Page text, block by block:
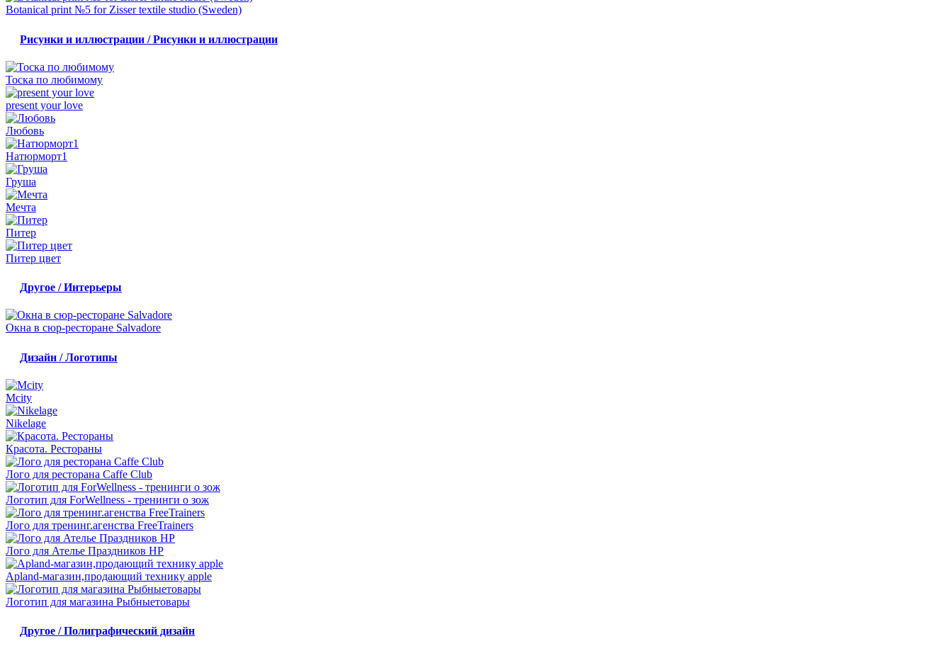
Botanical print №5 for Zisser textile studio (Sweden)
Рисунки и иллюстрации / Рисунки и иллюстрации
Тоска по любимому
present your love
Любовь
Натюрморт1
Груша
Мечта
Питер
Питер цвет
Другое / Интерьеры
Окна в сюр-ресторане Salvadore
Дизайн / Логотипы
Mcity
Nikelage
Красота. Рестораны
Лого для ресторана Caffe Club
Логотип для FоrWellness - тренинги о зож
Лого для тренинг.агенства FreeTrainers
Лого для Ателье Праздников HP
Apland-магазин,продающий технику apple
Логотип для магазина Рыбныетовары
Другое / Полиграфический дизайн